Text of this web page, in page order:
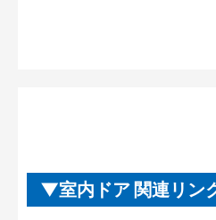
室内ドア 関連リン